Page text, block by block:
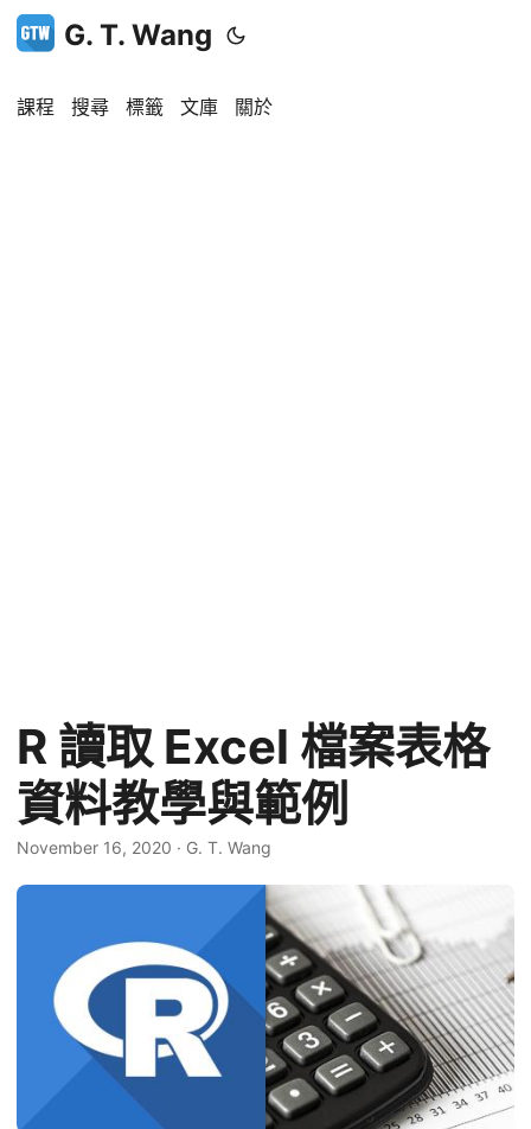
G. T. Wang
課程 搜尋 標籤 文庫 關於
R 讀取 Excel 檔案表格
資料教學與範例
November 16, 2020 · G. T. Wang